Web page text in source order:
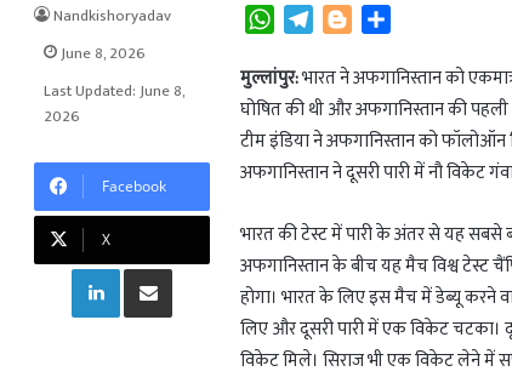
W
a
t
s
A
p
T
l
e
g
r
m
B
o
g
g
e
r
a
r
e
मुल्लांपुर:भारत ने अफगानिस्तान को
घोषित की थी और अफगानिस्तान की
टीम इंडिया ने अफगानिस्तान को फॉलोऑन
अफगानिस्तान ने दूसरी पारी में नौ विकेट
भारत की टेस्ट में पारी के अंतर से यह सबसे
अफगानिस्तान के बीच यह मैच विश्व टेस्ट
होगा। भारत के लिए इस मैच में डेब्यू करने
लिए और दूसरी पारी में एक विकेट चटका।
विकेट मिले। सिराज भी एक विकेट लेने में
Nandkishoryadav
June 8, 2026
Last Updated: June 8,
2026
Facebook
X
LinkedInShare via Email